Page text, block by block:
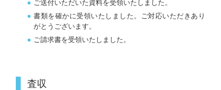
ご送付いただいた資料を受領いたしました。
書類を確かに受領いたしました。ご対応いただきあり
がとうございます。
ご請求書を受領いたしました。
査収